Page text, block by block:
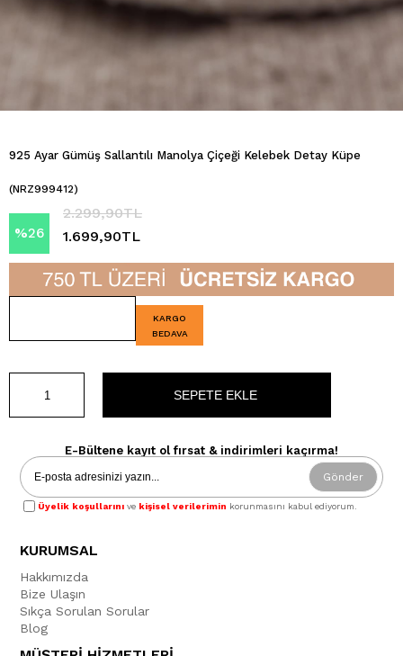
925 Ayar Gümüş Sallantılı Manolya Çiçeği Kelebek Detay Küpe
(NRZ999412)
%26
İndirim
2.299,90TL
1.699,90TL
KARGO
BEDAVA
E-Bültene kayıt ol fırsat & indirimleri kaçırma!
Gönder
Üyelik koşullarını ve kişisel verilerimin korunmasını kabul ediyorum.
KURUMSAL
Hakkımızda
Bize Ulaşın
Sıkça Sorulan Sorular
Blog